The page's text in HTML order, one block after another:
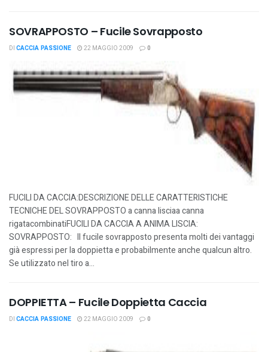
SOVRAPPOSTO – Fucile Sovrapposto
DI CACCIA PASSIONE 22 MAGGIO 2009 0
FUCILI DA CACCIA:DESCRIZIONE DELLE CARATTERISTICHE
TECNICHE DEL SOVRAPPOSTO a canna lisciaa canna
rigatacombinatiFUCILI DA CACCIA A ANIMA LISCIA:
SOVRAPPOSTO: Il fucile sovrapposto presenta molti dei vantaggi
già espressi per la doppietta e probabilmente anche qualcun altro.
Se utilizzato nel tiro a...
DOPPIETTA – Fucile Doppietta Caccia
DI CACCIA PASSIONE 22 MAGGIO 2009 0